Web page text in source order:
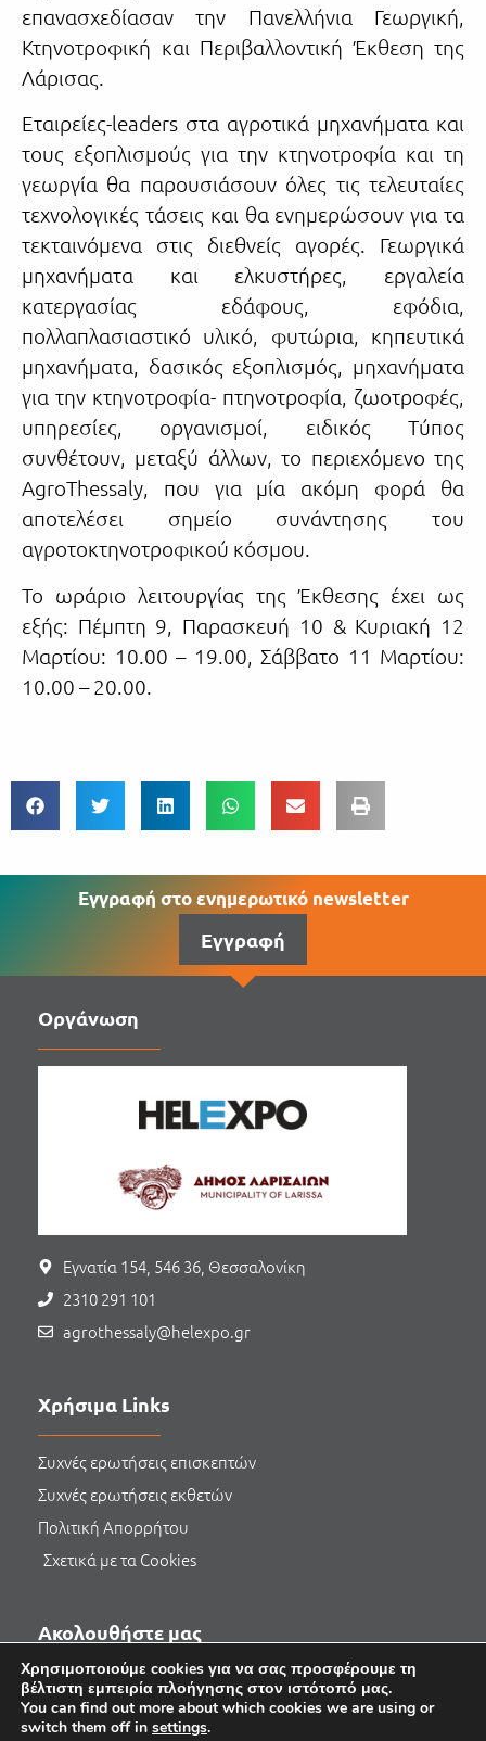
επανασχεδίασαν την Πανελλήνια Γεωργική,
Κτηνοτροφική και Περιβαλλοντική Έκθεση της
Λάρισας.
Εταιρείες-leaders στα αγροτικά μηχανήματα και
τους εξοπλισμούς για την κτηνοτροφία και τη
γεωργία θα παρουσιάσουν όλες τις τελευταίες
τεχνολογικές τάσεις και θα ενημερώσουν για τα
τεκταινόμενα στις διεθνείς αγορές. Γεωργικά
μηχανήματα και ελκυστήρες, εργαλεία
κατεργασίας εδάφους, εφόδια,
πολλαπλασιαστικό υλικό, φυτώρια, κηπευτικά
μηχανήματα, δασικός εξοπλισμός, μηχανήματα
για την κτηνοτροφία- πτηνοτροφία, ζωοτροφές,
υπηρεσίες, οργανισμοί, ειδικός Τύπος
συνθέτουν, μεταξύ άλλων, το περιεχόμενο της
AgroThessaly, που για μία ακόμη φορά θα
αποτελέσει σημείο συνάντησης του
αγροτοκτηνοτροφικού κόσμου.
To ωράριο λειτουργίας της Έκθεσης έχει ως
εξής: Πέμπτη 9, Παρασκευή 10 & Κυριακή 12
Μαρτίου: 10.00 – 19.00, Σάββατο 11 Μαρτίου:
10.00 – 20.00.
Εγγραφή στο ενημερωτικό newsletter
Εγγραφή
Οργάνωση
Εγνατία 154, 546 36, Θεσσαλονίκη
2310 291 101
agrothessaly@helexpo.gr
Χρήσιμα Links
Συχνές ερωτήσεις επισκεπτών
Συχνές ερωτήσεις εκθετών
Πολιτική Απορρήτου
Σχετικά με τα Cookies
Ακολουθήστε μας
Χρησιμοποιούμε cookies για να σας προσφέρουμε τη
βέλτιστη εμπειρία πλοήγησης στον ιστότοπό μας.
You can find out more about which cookies we are using or
switch them off in settings.